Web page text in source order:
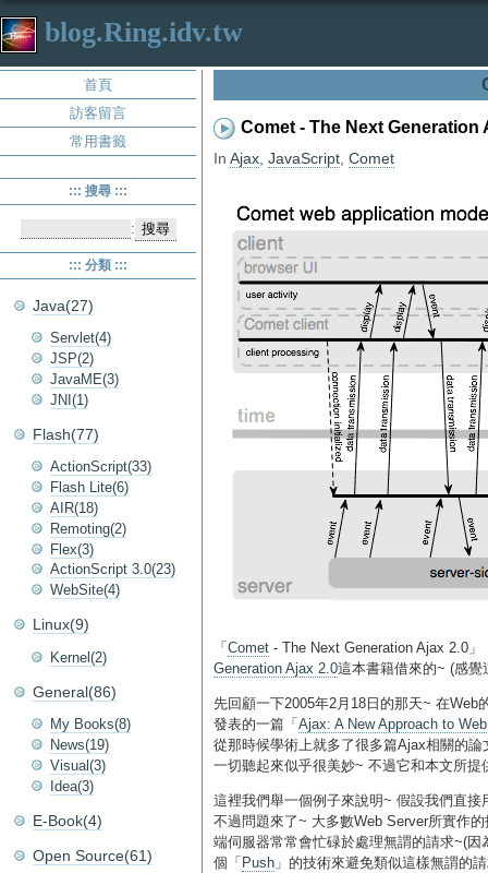
blog.Ring.idv.tw
Comet - The Next Generation
In Ajax JavaScript Comet
「 Comet - The Next Generation Ajax 2.0
Generation Ajax 2.0這本書籍借來的~ (感
先回顧一下2005年2月18日的那天~ 在Web
發表的一篇「 Ajax: A New Approach to
從那時候學術上就多了很多篇Ajax相關的
一切聽起來似乎很美妙~ 不過它和本文所提
這裡我們舉一個例子來說明~ 假設我們直接
不過問題來了~ 大多數Web Server所實作
端伺服器常常會忙碌於處理無謂的請求~(
個「 Push 」的技術來避免類似這樣無謂的
首頁
訪客留言
常用書籤
::: 搜尋 :::
:
::: 分類 :::
Java(27)
Servlet(4)
JSP(2)
JavaME(3)
JNI(1)
Flash(77)
ActionScript(33)
Flash Lite(6)
AIR(18)
Remoting(2)
Flex(3)
ActionScript 3.0(23)
WebSite(4)
Linux(9)
Kernel(2)
General(86)
My Books(8)
News(19)
Visual(3)
Idea(3)
E-Book(4)
Open Source(61)